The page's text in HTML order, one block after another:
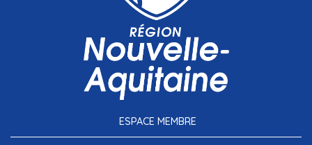
ESPACE MEMBRE